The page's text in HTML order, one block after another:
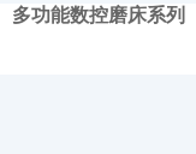
多功能数控磨床系列